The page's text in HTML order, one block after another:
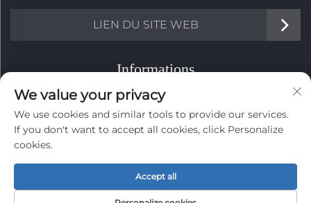
LIEN DU SITE WEB
Informations
Inscrivez-vous pour recevoir notre newsletter
hebdomadaire
ENVOYER
We value your privacy
We use cookies and similar tools to provide our services.
If you don't want to accept all cookies, click Personalize
cookies.
Accept all